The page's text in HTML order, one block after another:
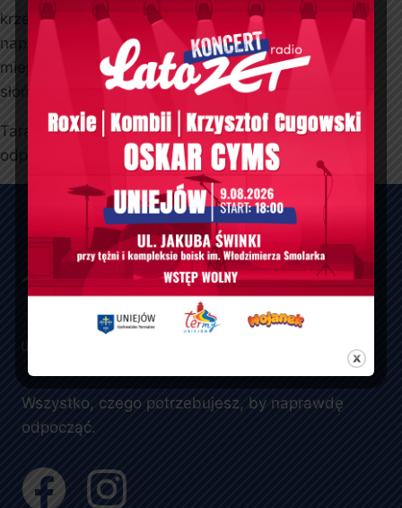
krzesłami, przy którym możemy napić się zimnych
napoi i drinków. Szczególnie piękny widok z tego
miejsca możemy zaobserwować przy zachodzącym
słońcu.
Taras stanowi świetne miejsce na chwilowy
odpoczynek dla każdego.
Wszystko, czego potrzebujesz, by naprawdę
odpocząć.